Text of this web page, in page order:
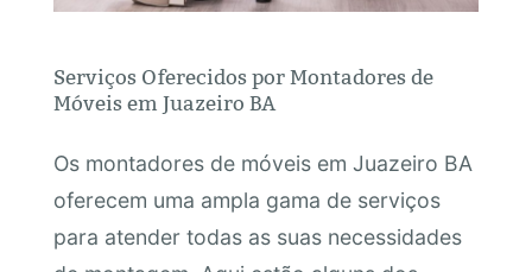
Serviços Oferecidos por Montadores de
Móveis em Juazeiro BA
Os montadores de móveis em Juazeiro BA
oferecem uma ampla gama de serviços
para atender todas as suas necessidades